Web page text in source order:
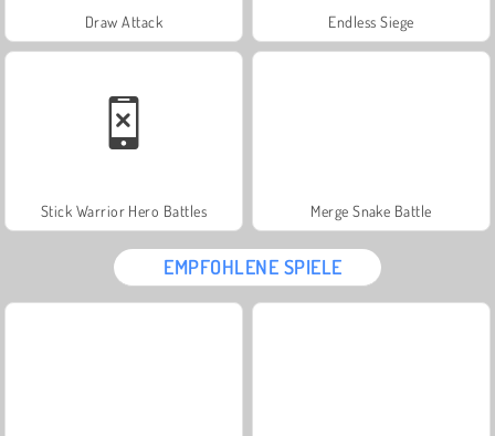
Draw Attack Endless Siege
Stick Warrior Hero Battles Merge Snake Battle
EMPFOHLENE SPIELE